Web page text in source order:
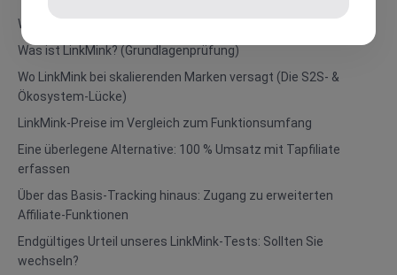
Wesentliche Erkenntnisse
Was ist LinkMink? (Grundlagenprüfung)
Wo LinkMink bei skalierenden Marken versagt (Die S2S- &
Ökosystem-Lücke)
LinkMink-Preise im Vergleich zum Funktionsumfang
Eine überlegene Alternative: 100 % Umsatz mit Tapfiliate
erfassen
Über das Basis-Tracking hinaus: Zugang zu erweiterten
Affiliate-Funktionen
Endgültiges Urteil unseres LinkMink-Tests: Sollten Sie
wechseln?